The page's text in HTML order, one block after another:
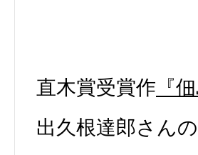
直木賞受賞作 『
出久根達郎さん